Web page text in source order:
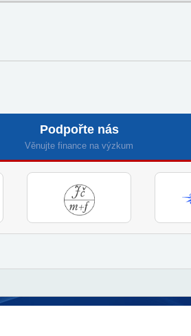
Podpořte nás
Věnujte finance na výzkum